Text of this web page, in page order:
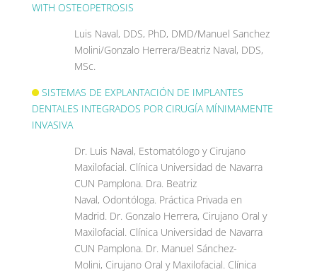
WITH OSTEOPETROSIS
Luis Naval, DDS, PhD, DMD/Manuel Sanchez
Molini/Gonzalo Herrera/Beatriz Naval, DDS,
MSc.
SISTEMAS DE EXPLANTACIÓN DE IMPLANTES
DENTALES INTEGRADOS POR CIRUGÍA MÍNIMAMENTE
INVASIVA
Dr. Luis Naval, Estomatólogo y Cirujano
Maxilofacial. Clínica Universidad de Navarra
CUN Pamplona. Dra. Beatriz
Naval, Odontóloga. Práctica Privada en
Madrid. Dr. Gonzalo Herrera, Cirujano Oral y
Maxilofacial. Clínica Universidad de Navarra
CUN Pamplona. Dr. Manuel Sánchez-
Molini, Cirujano Oral y Maxilofacial. Clínica